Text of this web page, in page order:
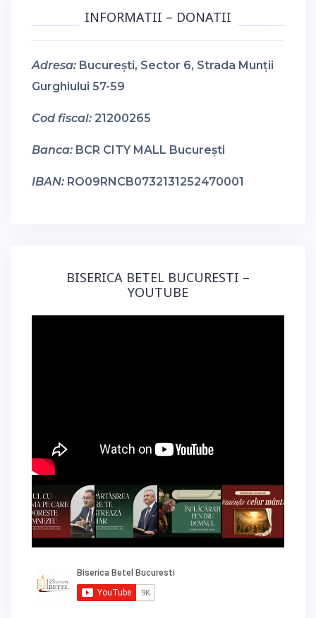
INFORMATII – DONATII
Adresa: București, Sector 6, Strada Munții
Gurghiului 57-59
Cod fiscal: 21200265
Banca: BCR CITY MALL București
IBAN: RO09RNCB0732131252470001
BISERICA BETEL BUCURESTI –
YOUTUBE